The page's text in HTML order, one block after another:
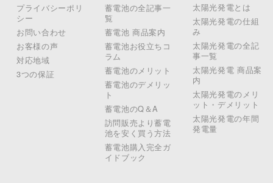
プライバシーポリ
シー
お問い合わせ
お客様の声
対応地域
3つの保証
蓄電池の全記事一
覧
蓄電池 商品案内
蓄電池お役立ちコ
ラム
蓄電池のメリット
蓄電池のデメリッ
ト
蓄電池のQ＆A
訪問販売より蓄電
池を安く買う方法
蓄電池購入完全ガ
イドブック
太陽光発電とは
太陽光発電の仕組
み
太陽光発電の全記
事一覧
太陽光発電 商品案
内
太陽光発電のメリ
ット・デメリット
太陽光発電の年間
発電量